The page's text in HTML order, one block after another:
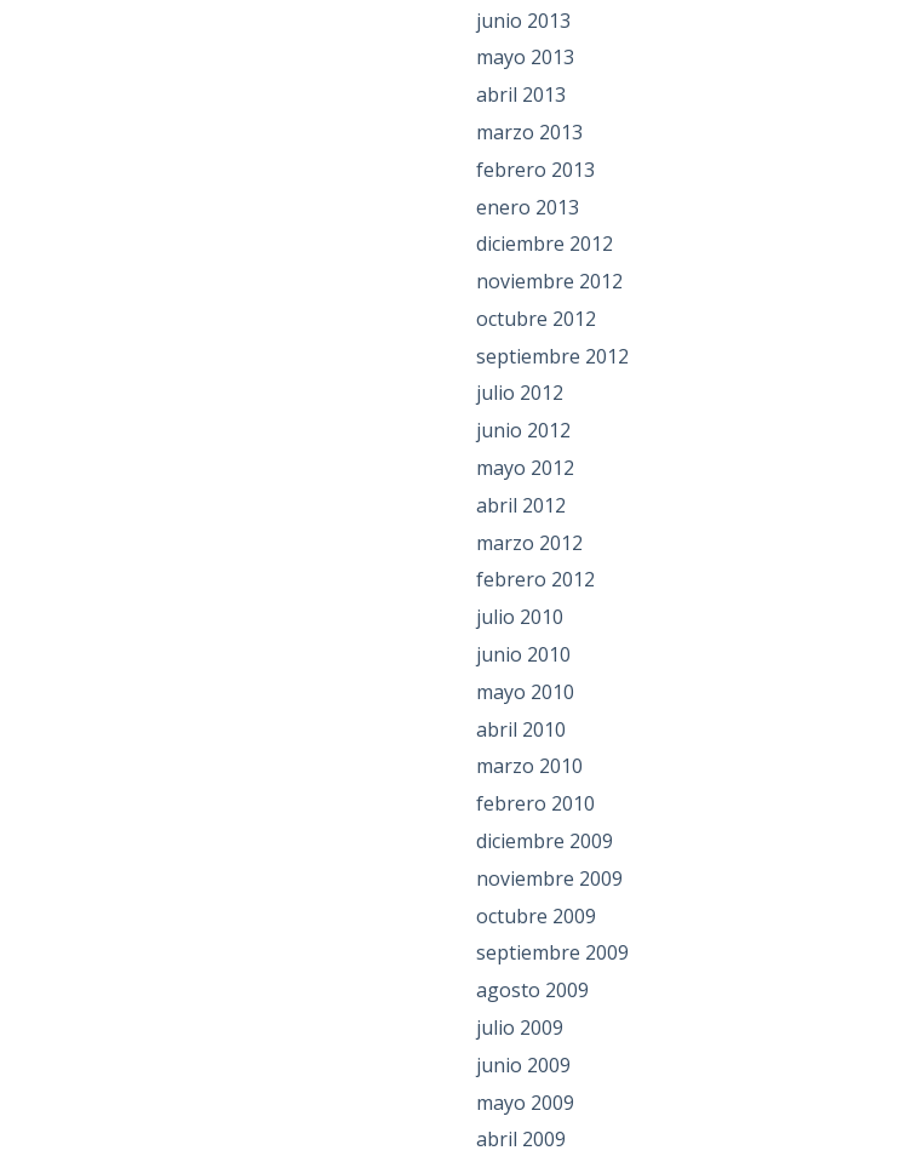
junio 2013
mayo 2013
abril 2013
marzo 2013
febrero 2013
enero 2013
diciembre 2012
noviembre 2012
octubre 2012
septiembre 2012
julio 2012
junio 2012
mayo 2012
abril 2012
marzo 2012
febrero 2012
julio 2010
junio 2010
mayo 2010
abril 2010
marzo 2010
febrero 2010
diciembre 2009
noviembre 2009
octubre 2009
septiembre 2009
agosto 2009
julio 2009
junio 2009
mayo 2009
abril 2009